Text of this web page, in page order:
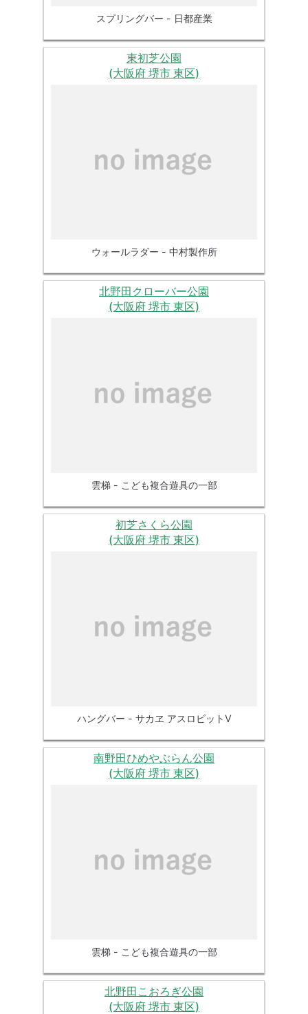
スプリングバー - 日都産業
東初芝公園
(大阪府 堺市 東区)
ウォールラダー - 中村製作所
北野田クローバー公園
(大阪府 堺市 東区)
雲梯 - こども複合遊具の一部
初芝さくら公園
(大阪府 堺市 東区)
ハングバー - サカヱ アスロビットⅤ
南野田ひめやぶらん公園
(大阪府 堺市 東区)
雲梯 - こども複合遊具の一部
北野田こおろぎ公園
(大阪府 堺市 東区)